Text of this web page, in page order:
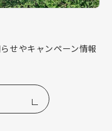
せやキャンペーン情報